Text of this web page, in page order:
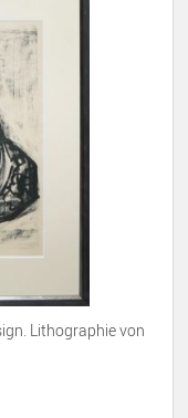
Lithographie von